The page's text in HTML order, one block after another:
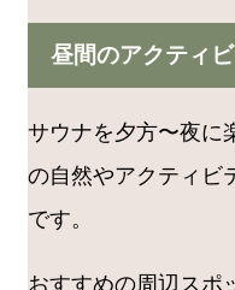
昼間のアクティ
サウナを夕方〜夜に
の自然やアクティビ
です。
おすすめの周辺スポ